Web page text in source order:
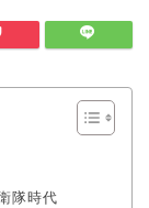
隊時代